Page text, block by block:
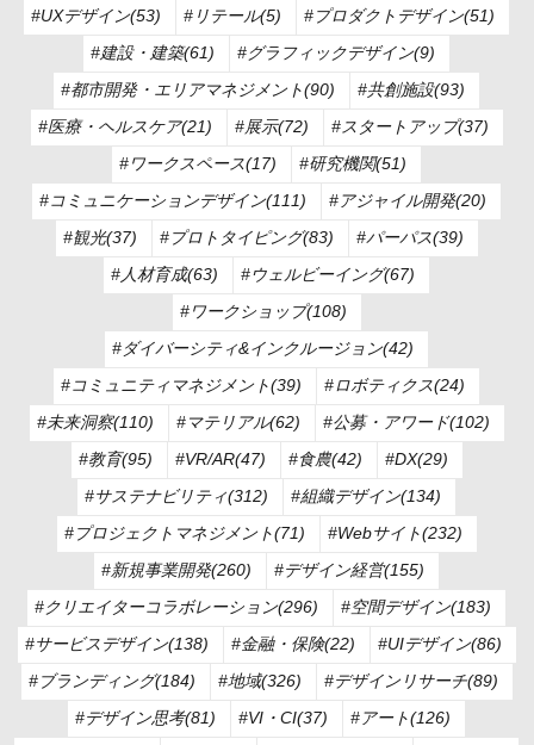
#UXデザイン(53)
#リテール(5)
#プロダクトデザイン(51)
#建設・建築(61)
#グラフィックデザイン(9)
#都市開発・エリアマネジメント(90)
#共創施設(93)
#医療・ヘルスケア(21)
#展示(72)
#スタートアップ(37)
#ワークスペース(17)
#研究機関(51)
#コミュニケーションデザイン(111)
#アジャイル開発(20)
#観光(37)
#プロトタイピング(83)
#パーパス(39)
#人材育成(63)
#ウェルビーイング(67)
#ワークショップ(108)
#ダイバーシティ&インクルージョン(42)
#コミュニティマネジメント(39)
#ロボティクス(24)
#未来洞察(110)
#マテリアル(62)
#公募・アワード(102)
#教育(95)
#VR/AR(47) #食農(42)
#DX(29)
#サステナビリティ(312)
#組織デザイン(134)
#プロジェクトマネジメント(71)
#Webサイト(232)
#新規事業開発(260)
#デザイン経営(155)
#クリエイターコラボレーション(296)
#空間デザイン(183)
#サービスデザイン(138)
#金融・保険(22)
#UIデザイン(86)
#ブランディング(184)
#地域(326)
#デザインリサーチ(89)
#デザイン思考(81)
#VI・CI(37)
#アート(126)